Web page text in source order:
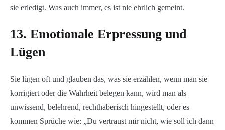
sie erledigt. Was auch immer, es ist nie ehrlich gemeint.
13. Emotionale Erpressung und
Lügen
Sie lügen oft und glauben das, was sie erzählen, wenn man sie
korrigiert oder die Wahrheit belegen kann, wird man als
unwissend, belehrend, rechthaberisch hingestellt, oder es
kommen Sprüche wie: „Du vertraust mir nicht, wie soll ich dann